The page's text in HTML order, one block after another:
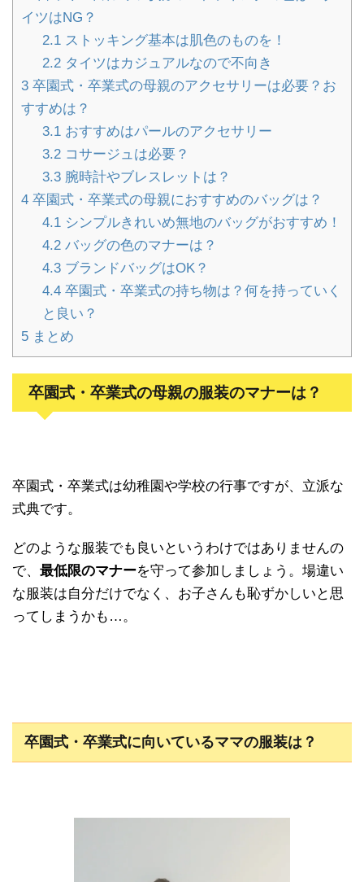
イツはNG？
2.1ストッキング基本は肌色のものを！
2.2タイツはカジュアルなので不向き
3 卒園式・卒業式の母親のアクセサリーは必要？お
すすめは？
3.1おすすめはパールのアクセサリー
3.2コサージュは必要？
3.3腕時計やブレスレットは？
4 卒園式・卒業式の母親におすすめのバッグは？
4.1シンプルきれいめ無地のバッグがおすすめ！
4.2バッグの色のマナーは？
4.3ブランドバッグはOK？
4.4卒園式・卒業式の持ち物は？何を持っていく
と良い？
5 まとめ
卒園式・卒業式の母親の服装のマナーは？
卒園式・卒業式は幼稚園や学校の行事ですが、立派な
式典です。
どのような服装でも良いというわけではありませんの
で、 最低限のマナーを守って参加しましょう。場違い
な服装は自分だけでなく、お子さんも恥ずかしいと思
ってしまうかも…。
卒園式・卒業式に向いているママの服装は？